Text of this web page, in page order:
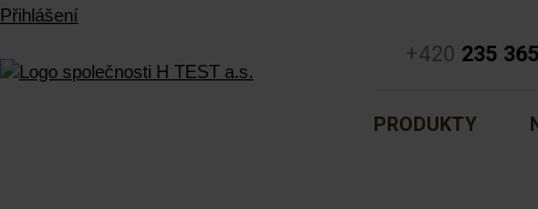
+420 235
PRODUKTY
Přihlášení